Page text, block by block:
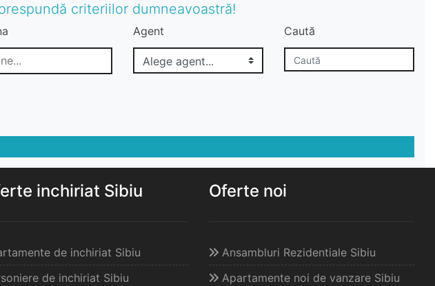
criteriilor dumneavoastră!
Agent Caută
inchiriat Sibiu
de inchiriat Sibiu
de inchiriat Sibiu
Oferte noi
Ansambluri Rezidentiale Sibiu
Apartamente noi de vanzare Sibiu